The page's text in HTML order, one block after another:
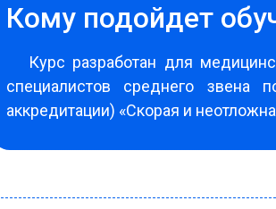
Кому подойдет
Курс разработан для
специалистов среднего звена
аккредитации) «Скорая и